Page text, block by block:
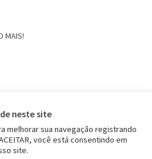
MAIS!
neste site
melhorar sua navegação registrando
você está consentindo em
site.